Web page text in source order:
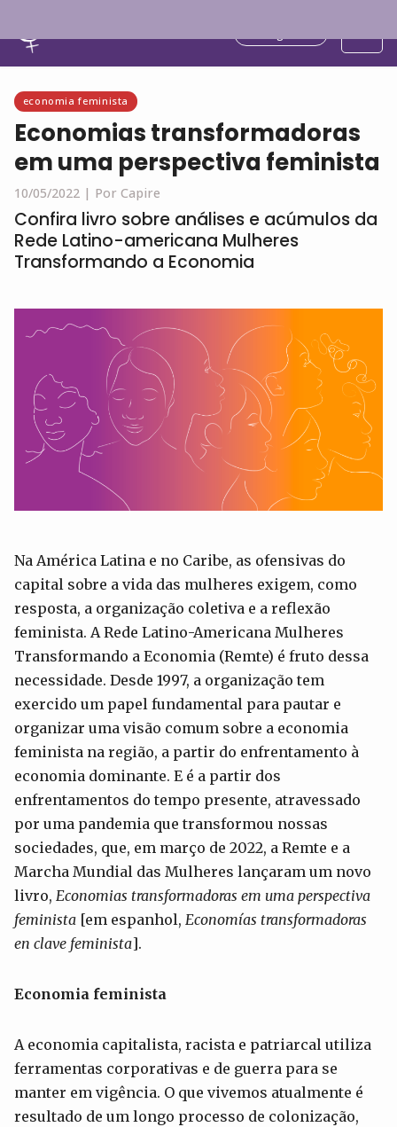
economia feminista
Economias transformadoras
em uma perspectiva feminista
10/05/2022 | Por Capire
Confira livro sobre análises e acúmulos da
Rede Latino-americana Mulheres
Transformando a Economia
Na América Latina e no Caribe, as ofensivas do
capital sobre a vida das mulheres exigem, como
resposta, a organização coletiva e a reflexão
feminista. A Rede Latino-Americana Mulheres
Transformando a Economia (Remte) é fruto dessa
necessidade. Desde 1997, a organização tem
exercido um papel fundamental para pautar e
organizar uma visão comum sobre a economia
feminista na região, a partir do enfrentamento à
economia dominante. E é a partir dos
enfrentamentos do tempo presente, atravessado
por uma pandemia que transformou nossas
sociedades, que, em março de 2022, a Remte e a
Marcha Mundial das Mulheres lançaram um novo
livro, Economias transformadoras em uma perspectiva
feminista [em espanhol, Economías transformadoras
en clave feminista].
Economia feminista
A economia capitalista, racista e patriarcal utiliza
ferramentas corporativas e de guerra para se
manter em vigência. O que vivemos atualmente é
resultado de um longo processo de colonização,